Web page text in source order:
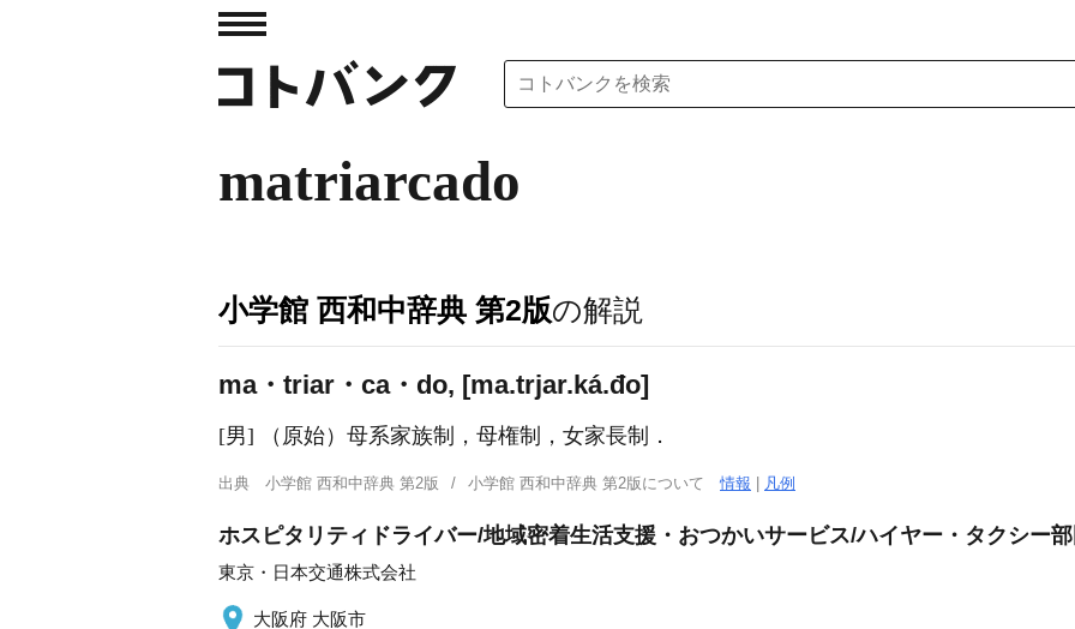
matriarcado
小学館 西和中辞典 第2版の解説
ma・triar・ca・do, [ma.trjar.ká.đo]
[男] （原始）母系家族制，母権制，女家長制．
出典 小学館 西和中辞典 第2版 小学館 西和中辞典 第2版について情報 凡例
ホスピタリティドライバー/地域密着生活支援・おつかいサービス/ハイヤー・タクシー
東京・日本交通株式会社
大阪府 大阪市